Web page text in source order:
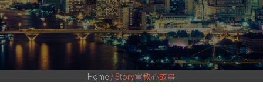
Home /Story宣教心故事